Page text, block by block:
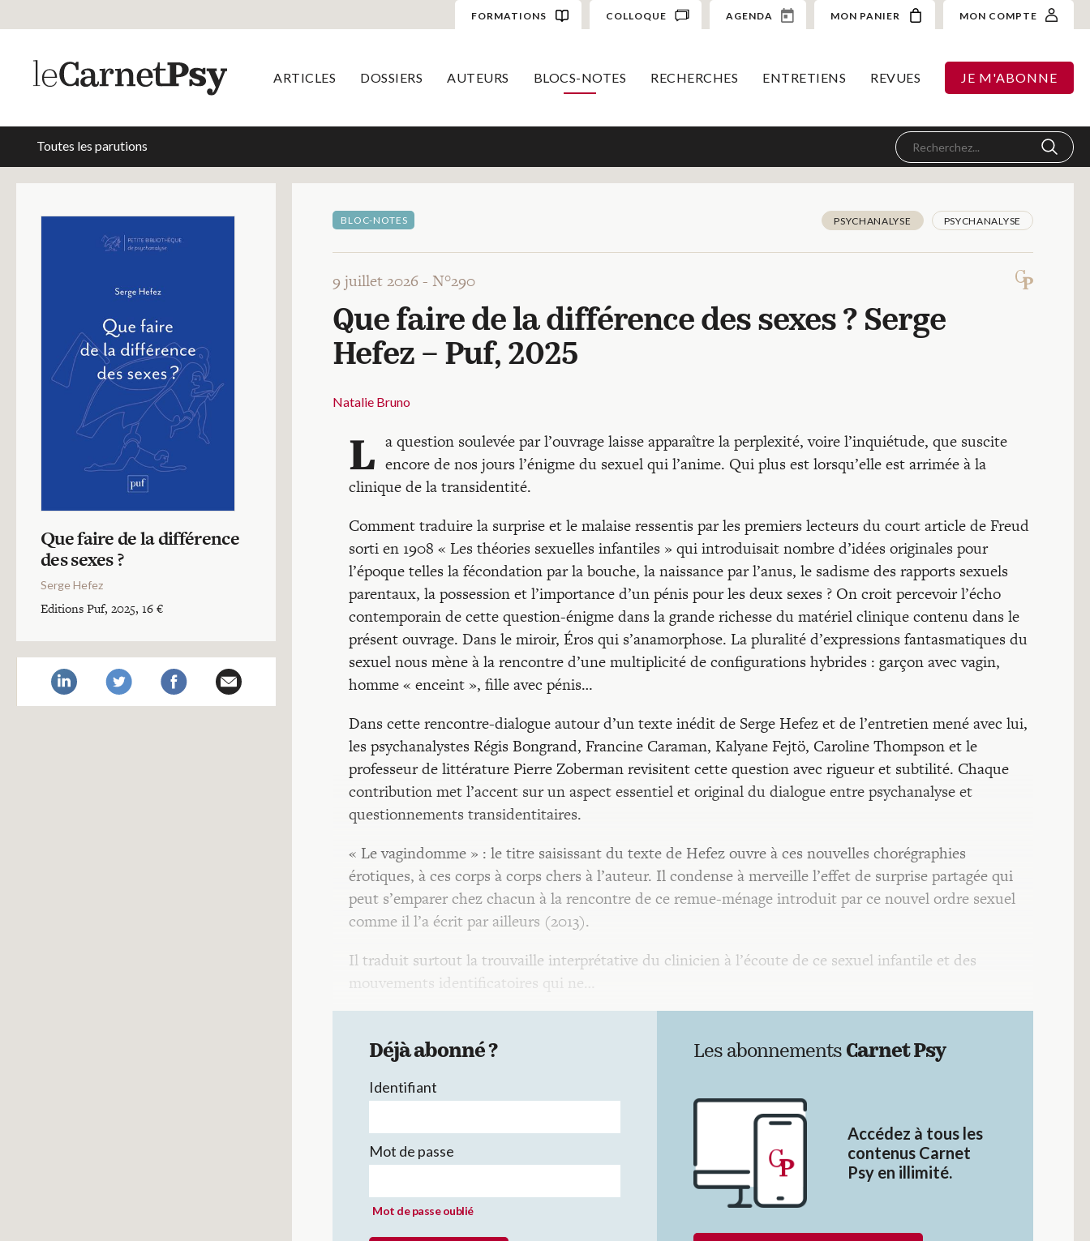
FORMATIONS COLLOQUE AGENDA MON PANIER MON COMPTE
ARTICLES DOSSIERS AUTEURS BLOCS-NOTES RECHERCHES ENTRETIENS REVUES JE M'ABONNE
Toutes les parutions
Que faire de la différence
des sexes ?
Serge Hefez
Editions Puf, 2025, 16 €
BLOC-NOTES PSYCHANALYSE PSYCHANALYSE
9 juillet 2026 - N°290
Que faire de la différence des sexes ? Serge
Hefez – Puf, 2025
Natalie Bruno
L a question soulevée par l’ouvrage laisse apparaître la perplexité, voire l’inquiétude, que suscite
encore de nos jours l’énigme du sexuel qui l’anime. Qui plus est lorsqu’elle est arrimée à la
clinique de la transidentité.
Comment traduire la surprise et le malaise ressentis par les premiers lecteurs du court article de Freud
sorti en 1908 « Les théories sexuelles infantiles » qui introduisait nombre d’idées originales pour
l’époque telles la fécondation par la bouche, la naissance par l’anus, le sadisme des rapports sexuels
parentaux, la possession et l’importance d’un pénis pour les deux sexes ? On croit percevoir l’écho
contemporain de cette question-énigme dans la grande richesse du matériel clinique contenu dans le
présent ouvrage. Dans le miroir, Éros qui s’anamorphose. La pluralité d’expressions fantasmatiques du
sexuel nous mène à la rencontre d’une multiplicité de configurations hybrides : garçon avec vagin,
homme « enceint », fille avec pénis…
Dans cette rencontre-dialogue autour d’un texte inédit de Serge Hefez et de l’entretien mené avec lui,
les psychanalystes Régis Bongrand, Francine Caraman, Kalyane Fejtö, Caroline Thompson et le
professeur de littérature Pierre Zoberman revisitent cette question avec rigueur et subtilité. Chaque
contribution met l’accent sur un aspect essentiel et original du dialogue entre psychanalyse et
questionnements transidentitaires.
« Le vagindomme » : le titre saisissant du texte de Hefez ouvre à ces nouvelles chorégraphies
érotiques, à ces corps à corps chers à l’auteur. Il condense à merveille l’effet de surprise partagée qui
peut s’emparer chez chacun à la rencontre de ce remue-ménage introduit par ce nouvel ordre sexuel
comme il l’a écrit par ailleurs (2013).
Il traduit surtout la trouvaille interprétative du clinicien à l’écoute de ce sexuel infantile et des
mouvements identificatoires qui ne…
Déjà abonné ?
Identifiant
Mot de passe
Mot de passe oublié
Les abonnements Carnet Psy
Accédez à tous les
contenus Carnet
Psy en illimité.